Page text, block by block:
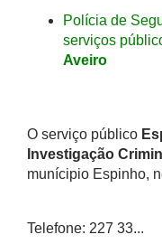
Polícia de
serviços
Aveiro
O serviço público
Investigação
munícipio Espinho,
Telefone: 227 33...